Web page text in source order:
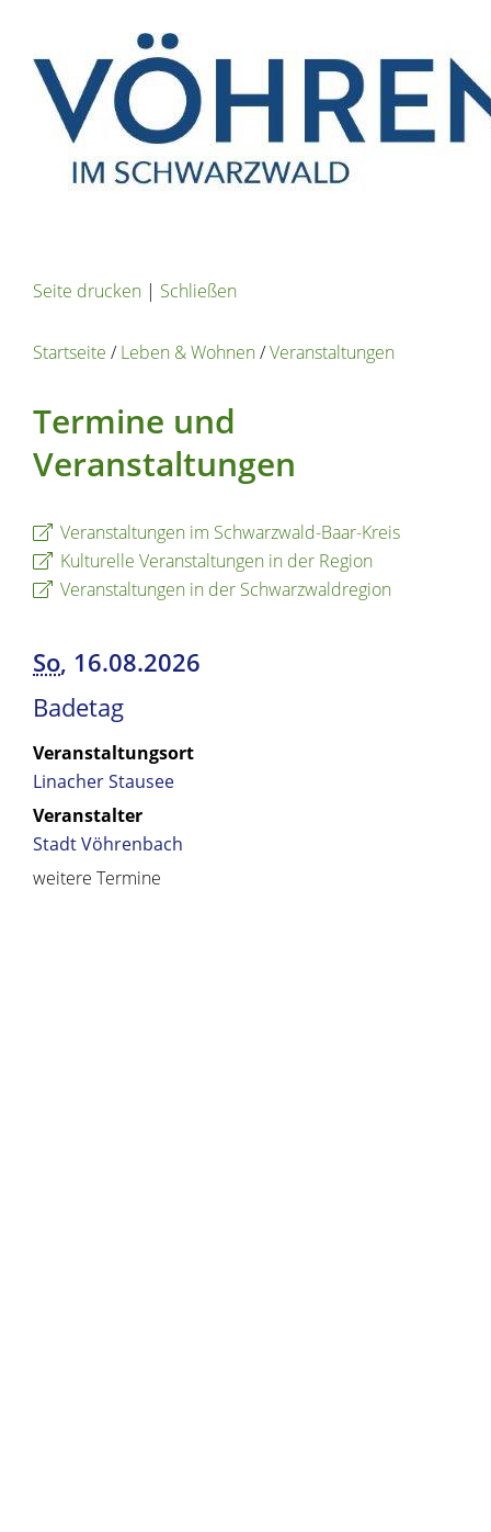
Seite drucken | Schließen
Startseite /Leben & Wohnen/Veranstaltungen
Termine und
Veranstaltungen
Veranstaltungen im Schwarzwald-Baar-Kreis
Kulturelle Veranstaltungen in der Region
Veranstaltungen in der Schwarzwaldregion
So, 16.08.2026
Badetag
Veranstaltungsort
Linacher Stausee
Veranstalter
Stadt Vöhrenbach
weitere Termine